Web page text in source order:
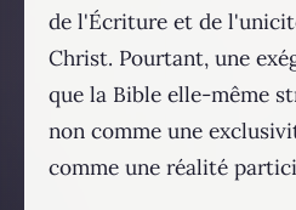
de l'Écriture et de
Christ. Pourtant, une
que la Bible elle-même
non comme une
comme une réalité